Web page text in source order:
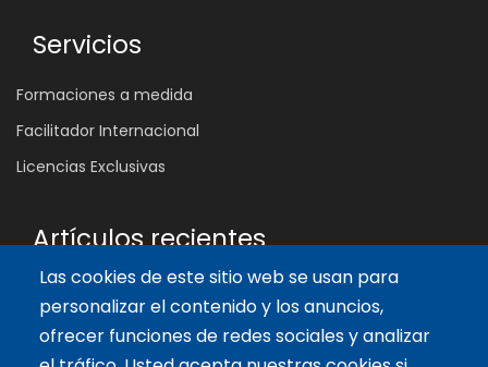
Las cookies de este sitio web se usan para
personalizar el contenido y los anuncios,
ofrecer funciones de redes sociales y analizar
Servicios
Formaciones a medida
Facilitador Internacional
Licencias Exclusivas
Artículos recientes
¿Por qué muchas reuniones no cambian nada?
4 Ago 2026
Las 5 Competencias Clave que Transforman el Aula:
Inspira, Conecta y Empodera